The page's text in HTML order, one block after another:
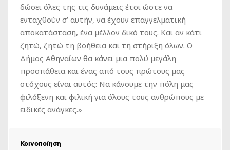
δώσει όλες της τις δυνάμεις έτσι ώστε να
ενταχθούν σ’ αυτήν, να έχουν επαγγελματική
αποκατάσταση, ένα μέλλον δικό τους. Και αν κάτι
ζητώ, ζητώ τη βοήθεια και τη στήριξη όλων. Ο
Δήμος Αθηναίων θα κάνει μια πολύ μεγάλη
προσπάθεια και ένας από τους πρώτους μας
στόχους είναι αυτός: Να κάνουμε την πόλη μας
φιλόξενη και φιλική για όλους τους ανθρώπους με
ειδικές ανάγκες.»
Κοινοποίηση